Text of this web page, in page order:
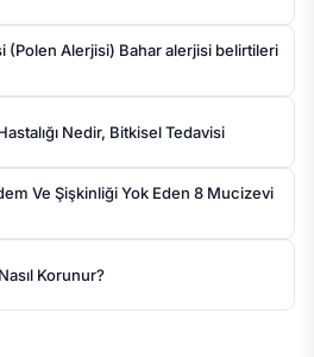
(Polen Alerjisi) Bahar alerjisi belirtileri
Nedir, Bitkisel Tedavisi
Ve Şişkinliği Yok Eden 8 Mucizevi
Korunur?